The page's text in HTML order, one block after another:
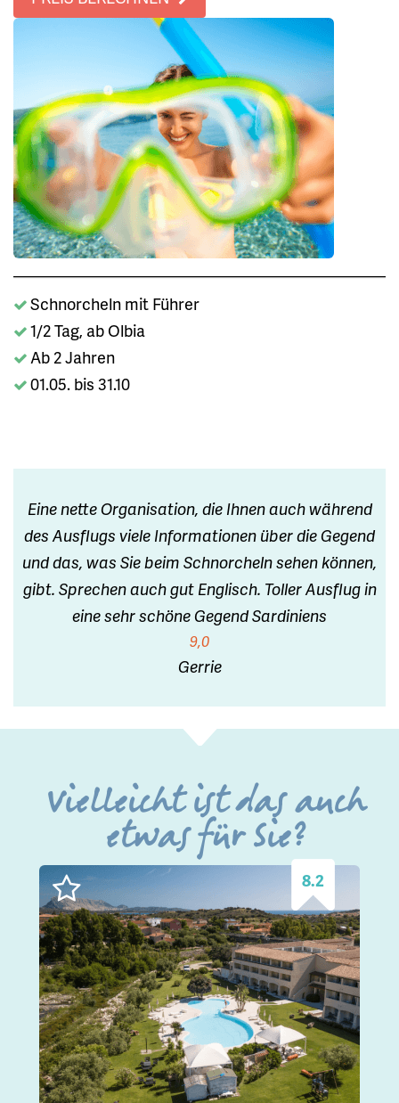
Schnorcheln mit Führer
1/2 Tag, ab Olbia
Ab 2 Jahren
01.05. bis 31.10
Eine nette Organisation, die Ihnen auch während
des Ausflugs viele Informationen über die Gegend
und das, was Sie beim Schnorcheln sehen können,
gibt. Sprechen auch gut Englisch. Toller Ausflug in
eine sehr schöne Gegend Sardiniens
9,0
Gerrie
Vielleicht ist das auch
etwas für Sie?
8.2